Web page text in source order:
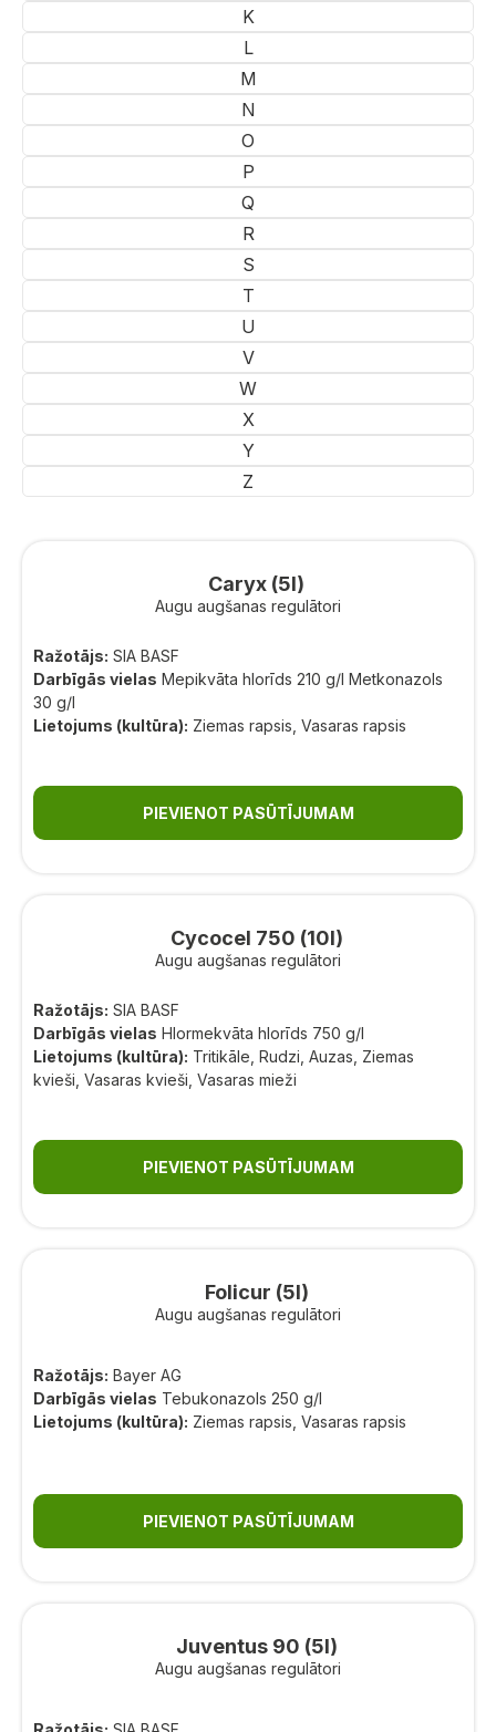
K
L
M
N
O
P
Q
R
S
T
U
V
W
X
Y
Z
Caryx (5l)
Augu augšanas regulātori
Ražotājs: SIA BASF
Darbīgās vielas Mepikvāta hlorīds 210 g/l Metkonazols
30 g/l
Lietojums (kultūra): Ziemas rapsis, Vasaras rapsis
PIEVIENOT PASŪTĪJUMAM
Cycocel 750 (10l)
Augu augšanas regulātori
Ražotājs: SIA BASF
Darbīgās vielas Hlormekvāta hlorīds 750 g/l
Lietojums (kultūra): Tritikāle, Rudzi, Auzas, Ziemas
kvieši, Vasaras kvieši, Vasaras mieži
PIEVIENOT PASŪTĪJUMAM
Folicur (5l)
Augu augšanas regulātori
Ražotājs: Bayer AG
Darbīgās vielas Tebukonazols 250 g/l
Lietojums (kultūra): Ziemas rapsis, Vasaras rapsis
PIEVIENOT PASŪTĪJUMAM
Juventus 90 (5l)
Augu augšanas regulātori